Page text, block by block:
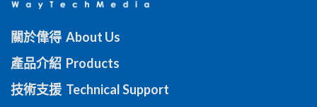
關於偉得 About Us
產品介紹 Products
技術支援 Technical Support